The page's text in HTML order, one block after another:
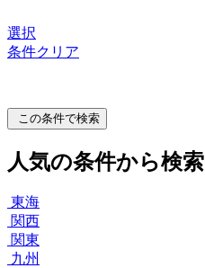
選択
条件クリア
この条件で検索
人気の条件から検索
東海
関西
関東
九州